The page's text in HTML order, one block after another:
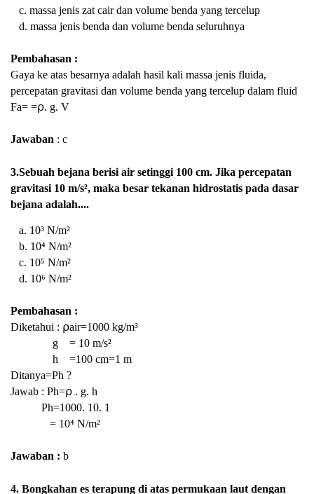
c. massa jenis zat cair dan volume benda yang tercelup
d. massa jenis benda dan volume benda seluruhnya
Pembahasan :
Gaya ke atas besarnya adalah hasil kali massa jenis fluida,
percepatan gravitasi dan volume benda yang tercelup dalam fluid
Fa= =⍴. g. V
Jawaban : c
3.Sebuah bejana berisi air setinggi 100 cm. Jika percepatan
gravitasi 10 m/s², maka besar tekanan hidrostatis pada dasar
bejana adalah....
a. 10³ N/m²
b. 10⁴ N/m²
c. 10⁵ N/m²
d. 10⁶ N/m²
Pembahasan :
Diketahui : ⍴air=1000 kg/m³
g = 10 m/s²
h =100 cm=1 m
Ditanya=Ph ?
Jawab : Ph=⍴ . g. h
Ph=1000. 10. 1
= 10⁴ N/m²
Jawaban : b
4. Bongkahan es terapung di atas permukaan laut dengan